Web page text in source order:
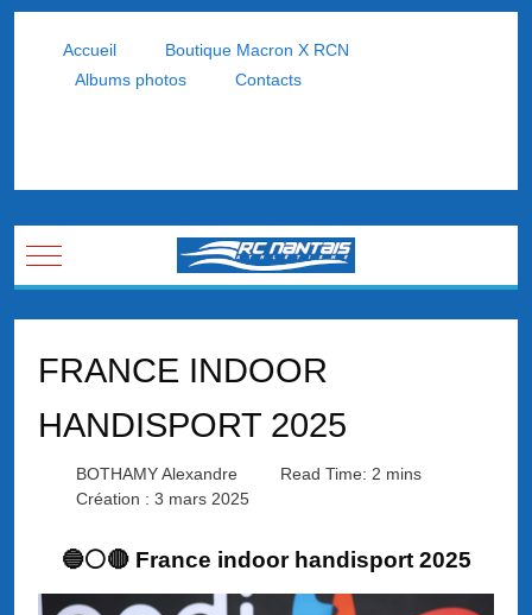
Accueil
Boutique Macron X RCN
Albums photos
Contacts
Mobile Menu Toggle
FRANCE INDOOR
HANDISPORT 2025
BOTHAMY Alexandre
Read Time: 2 mins
Création : 3 mars 2025
🔵⚪️🔴 France indoor handisport 2025